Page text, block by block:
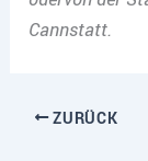
Cannstatt.
ZURÜCK